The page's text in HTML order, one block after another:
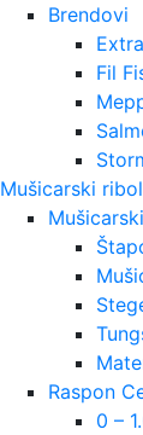
Brendovi
Fil
Mušicarski
Raspon
0 –